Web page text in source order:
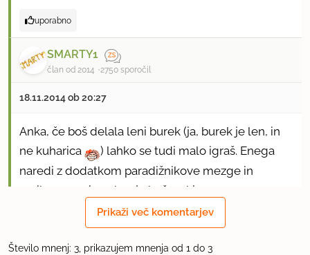
uporabno
SMARTY1
član od 2014 2750 sporočil
18.11.2014 ob 20:27
Anka, če boš delala leni burek (ja, burek je len, in
ne kuharica
) lahko se tudi malo igraš. Enega
naredi z dodatkom paradižnikove mezge in
naribanega sira, okus je božanski
Prikaži več komentarjev
Število mnenj: 3, prikazujem mnenja od 1 do 3